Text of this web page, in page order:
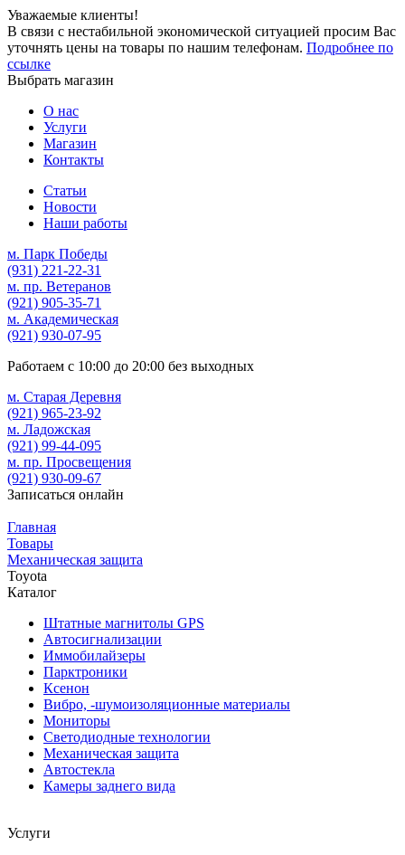
Уважаемые клиенты!
В связи с нестабильной экономической ситуацией просим Вас
уточнять цены на товары по нашим телефонам. Подробнее по
ссылке
Выбрать магазин
О нас
Услуги
Магазин
Контакты
Статьи
Новости
Наши работы
м. Парк Победы
(931) 221-22-31
м. пр. Ветеранов
(921) 905-35-71
м. Академическая
(921) 930-07-95
Работаем с 10:00 до 20:00 без выходных
м. Старая Деревня
(921) 965-23-92
м. Ладожская
(921) 99-44-095
м. пр. Просвещения
(921) 930-09-67
Записаться онлайн
Главная
Товары
Механическая защита
Toyota
Каталог
Штатные магнитолы GPS
Автосигнализации
Иммобилайзеры
Парктроники
Ксенон
Вибро, -шумоизоляционные материалы
Мониторы
Светодиодные технологии
Механическая защита
Автостекла
Камеры заднего вида
Услуги